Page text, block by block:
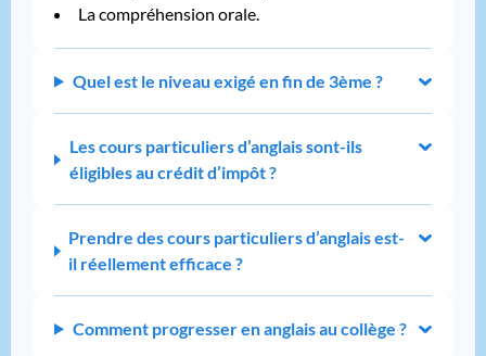
La compréhension orale.
Quel est le niveau exigé en fin de 3ème ?
Les cours particuliers d’anglais sont-ils
éligibles au crédit d’impôt ?
Prendre des cours particuliers d’anglais est-
il réellement efficace ?
Comment progresser en anglais au collège ?